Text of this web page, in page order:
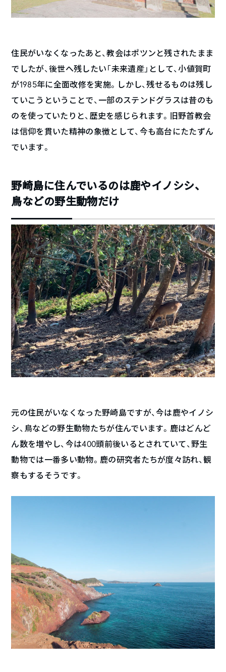
住民がいなくなったあと、教会はポツンと残されたまま
でしたが、後世へ残したい「未来遺産」として、小値賀町
が1985年に全面改修を実施。しかし、残せるものは残し
ていこうということで、一部のステンドグラスは昔のも
のを使っていたりと、歴史を感じられます。旧野首教会
は信仰を貫いた精神の象徴として、今も高台にたたずん
でいます。
野崎島に住んでいるのは鹿やイノシシ、
鳥などの野生動物だけ
元の住民がいなくなった野崎島ですが、今は鹿やイノシ
シ、鳥などの野生動物たちが住んでいます。鹿はどんど
ん数を増やし、今は400頭前後いるとされていて、野生
動物では一番多い動物。鹿の研究者たちが度々訪れ、観
察もするそうです。